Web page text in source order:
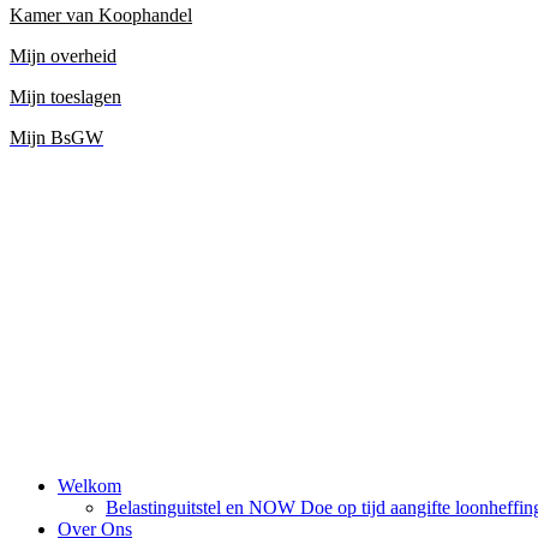
Kamer van Koophandel
Mijn overheid
Mijn toeslagen
Mijn BsGW
Welkom
Belastinguitstel en NOW Doe op tijd aangifte
Over Ons